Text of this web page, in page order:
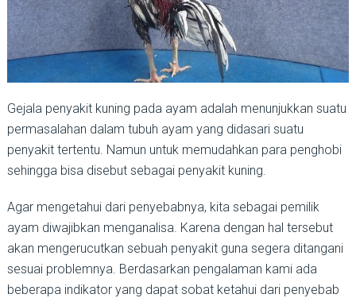
Gejala penyakit kuning pada ayam adalah menunjukkan suatu
permasalahan dalam tubuh ayam yang didasari suatu
penyakit tertentu. Namun untuk memudahkan para penghobi
sehingga bisa disebut sebagai penyakit kuning.
Agar mengetahui dari penyebabnya, kita sebagai pemilik
ayam diwajibkan menganalisa. Karena dengan hal tersebut
akan mengerucutkan sebuah penyakit guna segera ditangani
sesuai problemnya. Berdasarkan pengalaman kami ada
beberapa indikator yang dapat sobat ketahui dari penyebab